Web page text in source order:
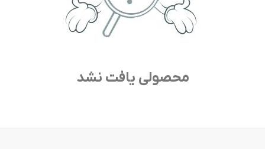
محصولی یافت نشد